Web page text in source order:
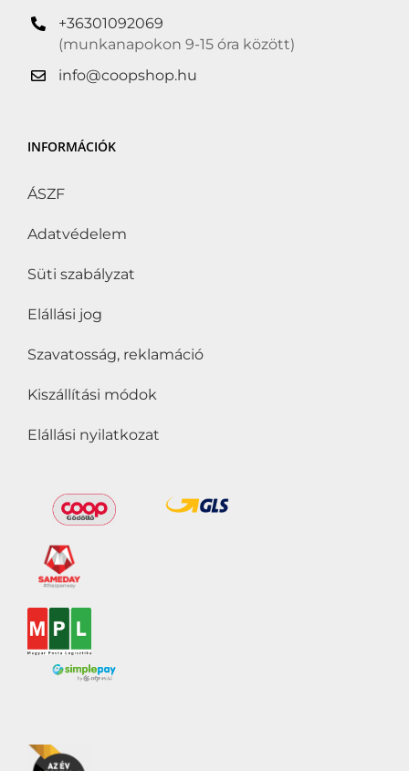
+36301092069
(munkanapokon 9-15 óra között)
info@coopshop.hu
INFORMÁCIÓK
ÁSZF
Adatvédelem
Süti szabályzat
Elállási jog
Szavatosság, reklamáció
Kiszállítási módok
Elállási nyilatkozat